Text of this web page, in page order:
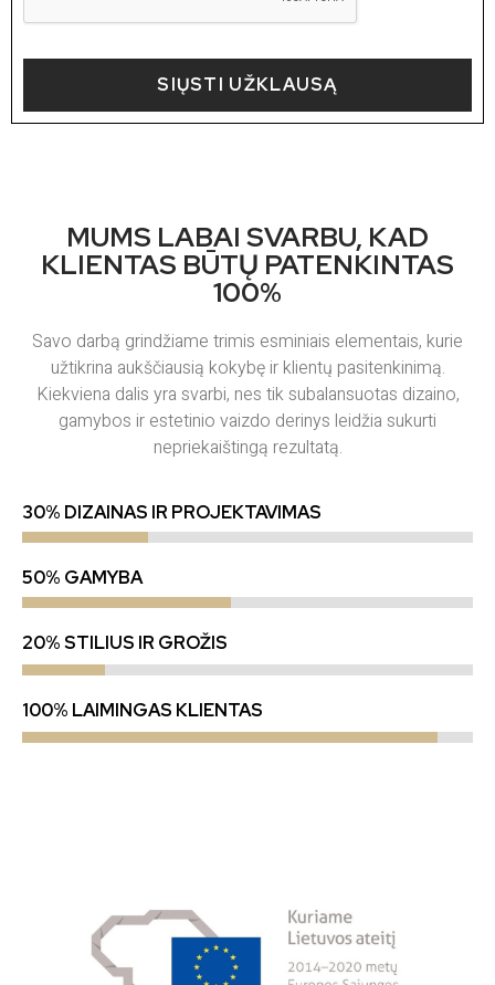
SIŲSTI UŽKLAUSĄ
MUMS LABAI SVARBU, KAD
KLIENTAS BŪTŲ PATENKINTAS
100%
Savo darbą grindžiame trimis esminiais elementais, kurie
užtikrina aukščiausią kokybę ir klientų pasitenkinimą.
Kiekviena dalis yra svarbi, nes tik subalansuotas dizaino,
gamybos ir estetinio vaizdo derinys leidžia sukurti
nepriekaištingą rezultatą.
30% DIZAINAS IR PROJEKTAVIMAS
50% GAMYBA
20% STILIUS IR GROŽIS
100% LAIMINGAS KLIENTAS